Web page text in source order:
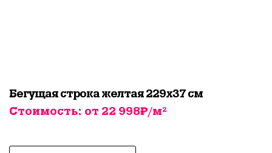
Бегущая строка желтая 229х37 см
Стоимость: от 22 998₽/м²